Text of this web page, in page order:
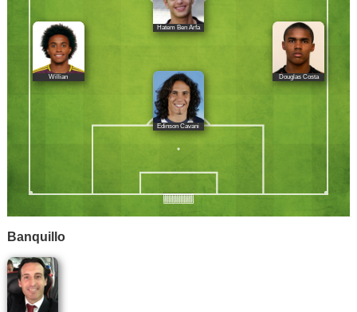
Hatem Ben Arfa
Douglas Costa
Willian
Edinson Cavani
Banquillo